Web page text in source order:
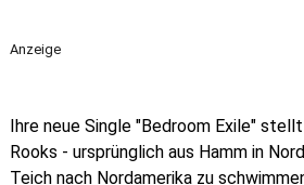
Anzeige
Ihre neue Single "Bedroom Exile"
Rooks - ursprünglich aus Hamm in
Teich nach Nordamerika zu